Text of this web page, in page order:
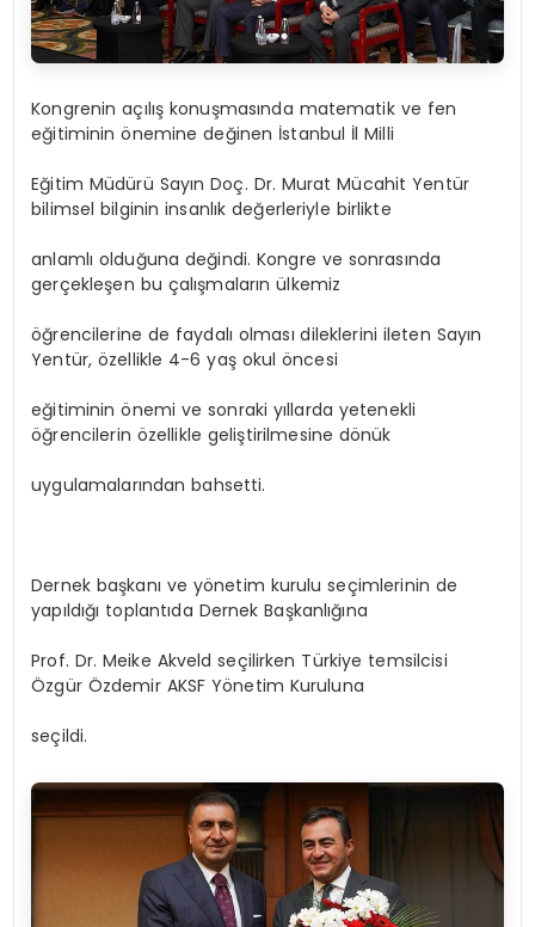
Kongrenin açılış konuşmasında matematik ve fen
eğitiminin önemine değinen İstanbul İl Milli
Eğitim Müdürü Sayın Doç. Dr. Murat Mücahit Yentür
bilimsel bilginin insanlık değerleriyle birlikte
anlamlı olduğuna değindi. Kongre ve sonrasında
gerçekleşen bu çalışmaların ülkemiz
öğrencilerine de faydalı olması dileklerini ileten Sayın
Yentür, özellikle 4-6 yaş okul öncesi
eğitiminin önemi ve sonraki yıllarda yetenekli
öğrencilerin özellikle geliştirilmesine dönük
uygulamalarından bahsetti.
Dernek başkanı ve yönetim kurulu seçimlerinin de
yapıldığı toplantıda Dernek Başkanlığına
Prof. Dr. Meike Akveld seçilirken Türkiye temsilcisi
Özgür Özdemir AKSF Yönetim Kuruluna
seçildi.